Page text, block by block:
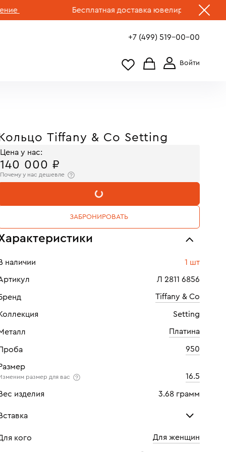
Бесплатная доставка ювелирных изделий по
+7 (499) 519-00-00
Кольцо Tiffany & Co Setting
Цена у нас:
140 000 ₽
Почему у нас дешевле
В КОРЗИНУ
ЗАБРОНИРОВАТЬ
наличии 1 шт
Л 2811 6856
Tiffany & Co
Коллекция Setting
Платина
950
размер для вас 16.5
изделия 3.68 грамм
Бриллиант
кого Для женщин